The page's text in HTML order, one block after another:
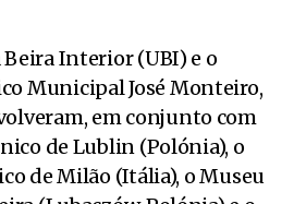
Interior (UBI) e o
Municipal José Monteiro,
em conjunto com
de Lublin (Polónia), o
de Milão (Itália), o Museu